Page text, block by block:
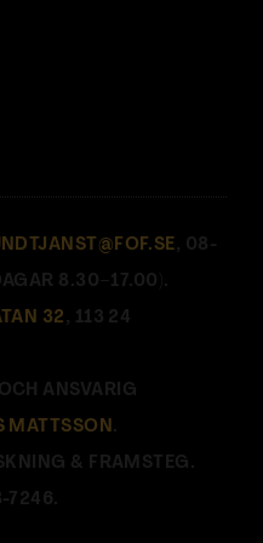
, 08-
8.30–17.00).
32 , 113 24
ANSVARIG
MATTSSON.
& FRAMSTEG.
7246.